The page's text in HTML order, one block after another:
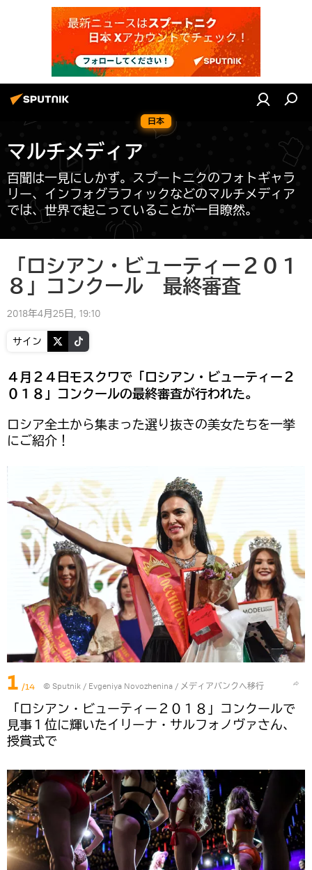
日本
マルチメディア
百聞は一見にしかず。スプートニクのフォトギャラ
リー、インフォグラフィックなどのマルチメディア
では、世界で起こっていることが一目瞭然。
「ロシアン・ビューティー２０１
８」コンクール 最終審査
2018年4月25日, 19:10
サイン
４月２４日モスクワで「ロシアン・ビューティー２
０１８」コンクールの最終審査が行われた。
ロシア全土から集まった選り抜きの美女たちを一挙
にご紹介！
1 /14 © Sputnik / Evgeniya Novozhenina / メディアバンクへ移行
「ロシアン・ビューティー２０１８」コンクールで
見事１位に輝いたイリーナ・サルフォノヴァさん、
授賞式で